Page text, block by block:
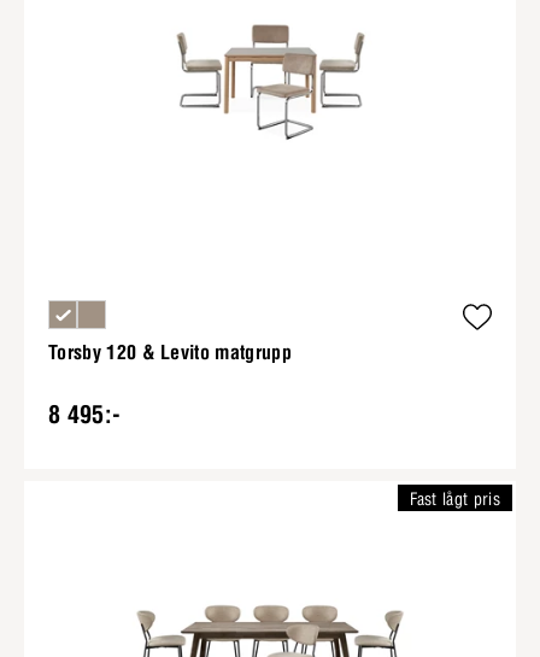
Torsby 120 & Levito matgrupp
8 495:-
Fast lågt pris